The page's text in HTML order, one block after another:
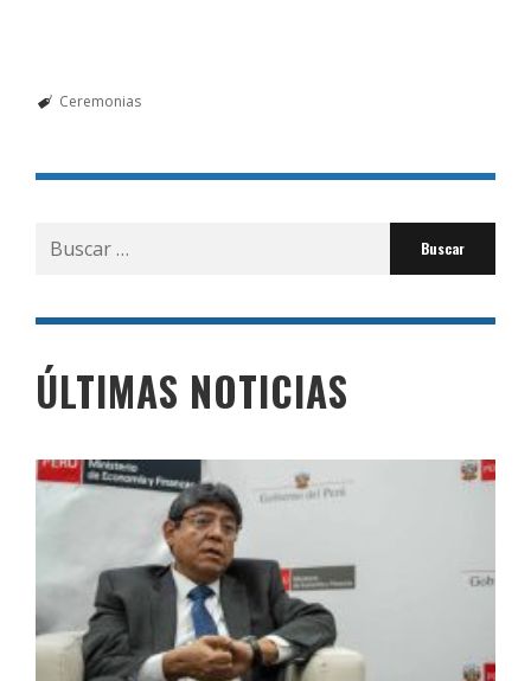
Ceremonias
Buscar
por:
ÚLTIMAS NOTICIAS